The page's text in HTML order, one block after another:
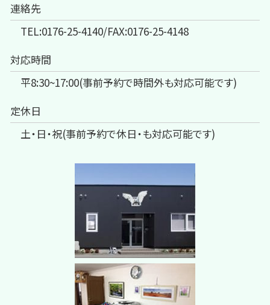
連絡先
TEL:0176-25-4140/FAX:0176-25-4148
対応時間
平8:30~17:00(事前予約で時間外も対応可能です)
定休日
土・日・祝(事前予約で休日・も対応可能です)